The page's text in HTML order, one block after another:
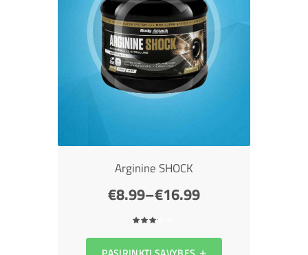
Arginine SHOCK
€8.99–€16.99
iš 5